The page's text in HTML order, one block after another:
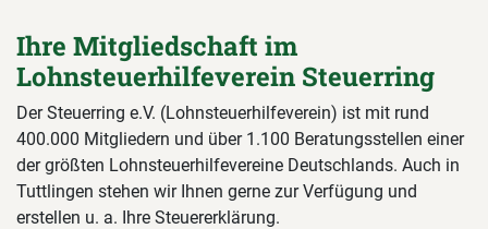
Ihre Mitgliedschaft im
Lohnsteuerhilfeverein Steuerring
Der Steuerring e.V. (Lohnsteuerhilfeverein) ist mit rund
400.000 Mitgliedern und über 1.100 Beratungsstellen einer
der größten Lohnsteuerhilfevereine Deutschlands. Auch in
Tuttlingen stehen wir Ihnen gerne zur Verfügung und
erstellen u. a. Ihre Steuererklärung.